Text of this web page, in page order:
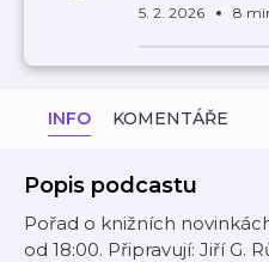
5. 2. 2026 8
INFO KOMENTÁŘE
Popis podcastu
Pořad o knižních
od 18:00. Připravují: Jiří G.